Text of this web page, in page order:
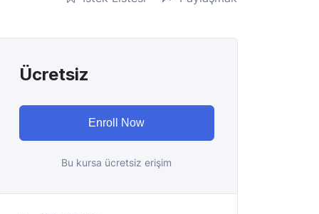
Ücretsiz
Enroll Now
Bu kursa ücretsiz erişim